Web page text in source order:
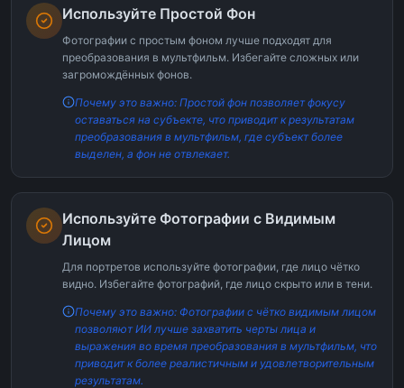
Используйте Простой Фон
Фотографии с простым фоном лучше подходят для
преобразования в мультфильм. Избегайте сложных или
загромождённых фонов.
Почему это важно: Простой фон позволяет фокусу
оставаться на субъекте, что приводит к результатам
преобразования в мультфильм, где субъект более
выделен, а фон не отвлекает.
Используйте Фотографии с Видимым
Лицом
Для портретов используйте фотографии, где лицо чётко
видно. Избегайте фотографий, где лицо скрыто или в тени.
Почему это важно: Фотографии с чётко видимым лицом
позволяют ИИ лучше захватить черты лица и
выражения во время преобразования в мультфильм, что
приводит к более реалистичным и удовлетворительным
результатам.